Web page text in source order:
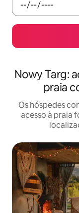
Nowy Targ:
praia
Os hóspedes
acesso à praia